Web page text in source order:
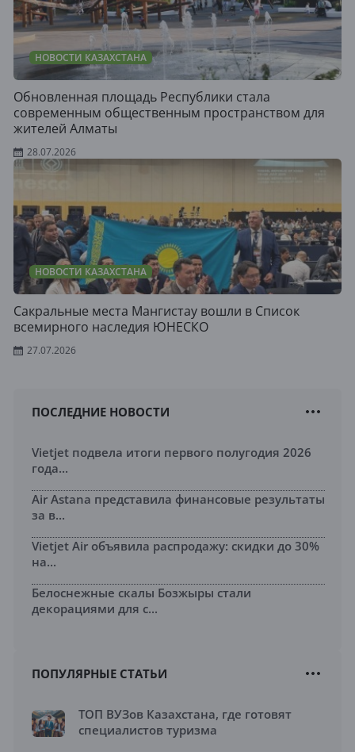
НОВОСТИ КАЗАХСТАНА
Обновленная площадь Республики стала
современным общественным пространством для
жителей Алматы
28.07.2026
НОВОСТИ КАЗАХСТАНА
Сакральные места Мангистау вошли в Список
всемирного наследия ЮНЕСКО
27.07.2026
ПОСЛЕДНИЕ НОВОСТИ
Vietjet подвела итоги первого полугодия 2026
года...
Air Astana представила финансовые результаты
за в...
Vietjet Air объявила распродажу: скидки до 30%
на...
Белоснежные скалы Бозжыры стали
декорациями для с...
ПОПУЛЯРНЫЕ СТАТЬИ
ТОП ВУЗов Казахстана, где готовят
специалистов туризма